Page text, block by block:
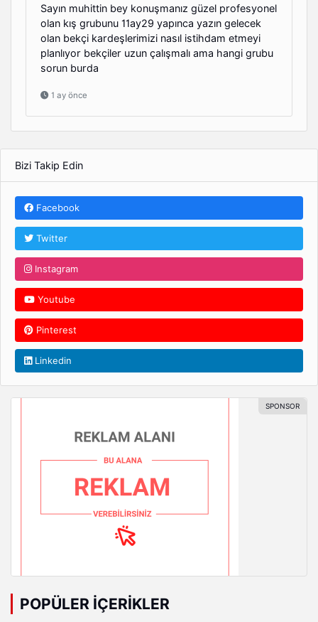
Sayın muhittin bey konuşmanız güzel profesyonel
olan kış grubunu 11ay29 yapınca yazın gelecek
olan bekçi kardeşlerimizi nasıl istihdam etmeyi
planlıyor bekçiler uzun çalışmalı ama hangi grubu
sorun burda
1 ay önce
Bizi Takip Edin
Facebook
Twitter
Instagram
Youtube
Pinterest
Linkedin
POPÜLER İÇERIKLER